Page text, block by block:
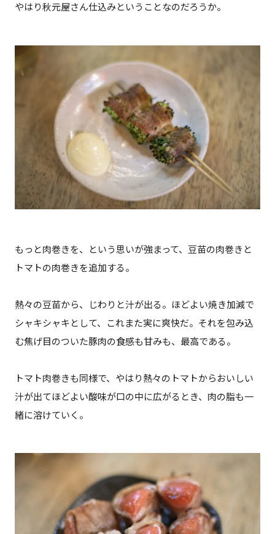
やはり秋元屋さん仕込みということなのだろうか。
もっと肉巻きを、という思いが強まって、豆苗の肉巻きと
トマトの肉巻きを追加する。
熱々の豆苗から、じわりと汁が出る。ほどよい焼き加減で
シャキシャキとして、これまた実に爽快だ。それを包み込
む焦げ目のついた豚肉の食感も甘みも、最高である。
トマト肉巻きも同様で、やはり熱々のトマトからおいしい
汁が出てほどよい酸味が口の中に広がるとき、肉の脂も一
緒に溶けていく。